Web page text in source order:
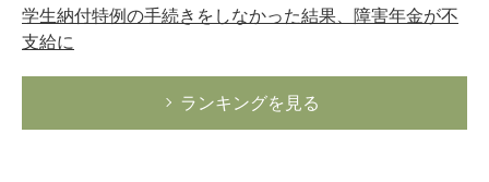
学生納付特例の手続きをしなかった結果、障害年金が不
支給に
ランキングを見る